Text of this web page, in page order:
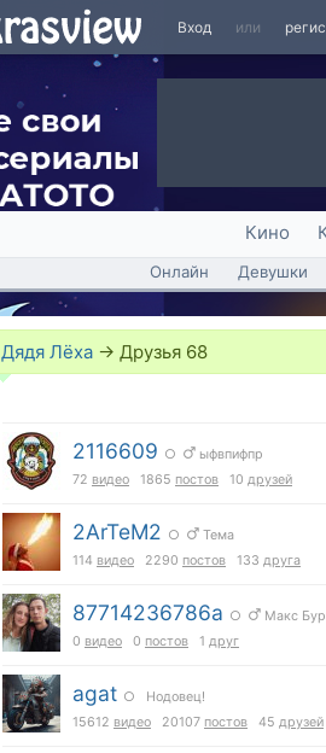
Вход или
Кино
Онлайн Девушки
Дядя Лёха → Друзья 68
2116609 ○
ыфвпифпр
72 видео 1865 постов 10 друзей
2ArTeM2 ○
Тема
114 видео 2290 постов 133 друга
87714236786a ○
Макс
0 видео 0 постов 1 друг
agat ○ Нодовец!
15612 видео 20107 постов 45 друзей